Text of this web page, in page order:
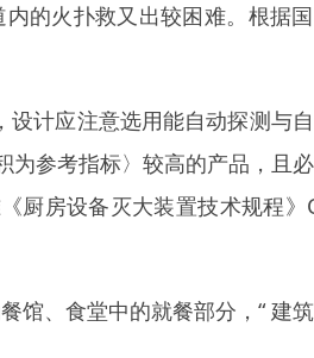
的火扑救又出较困难。根据
计应注意选用能自动探测与
为参考指标〉较高的产品，且
厨房设备灭大装置技术规程》
馆、食堂中的就餐部分，“ 建